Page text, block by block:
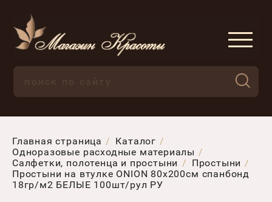
Главная страница
Каталог
Одноразовые расходные материалы
Салфетки, полотенца и простыни
Простыни
Простыни на втулке ONION 80х200см спанбонд
18гр/м2 БЕЛЫЕ 100шт/рул РУ